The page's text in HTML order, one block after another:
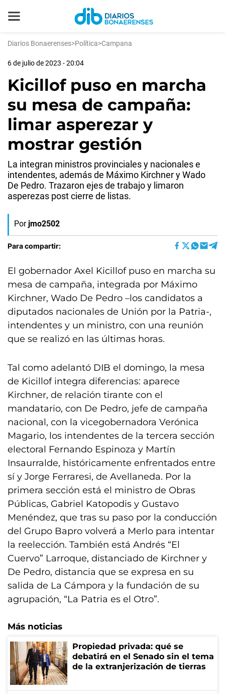
Diarios Bonaerenses>Política>Campana
6 de julio de 2023 - 20:04
Kicillof puso en marcha
su mesa de campaña:
limar asperezar y
mostrar gestión
La integran ministros provinciales y nacionales e
intendentes, además de Máximo Kirchner y Wado
De Pedro. Trazaron ejes de trabajo y limaron
asperezas post cierre de listas.
Por jmo2502
Para compartir:
El gobernador Axel Kicillof puso en marcha su
mesa de campaña, integrada por Máximo
Kirchner, Wado De Pedro –los candidatos a
diputados nacionales de Unión por la Patria-,
intendentes y un ministro, con una reunión
que se realizó en las últimas horas.
Tal como adelantó DIB el domingo, la mesa
de Kicillof integra diferencias: aparece
Kirchner, de relación tirante con el
mandatario, con De Pedro, jefe de campaña
nacional, con la vicegobernadora Verónica
Magario, los intendentes de la tercera sección
electoral Fernando Espinoza y Martín
Insaurralde, históricamente enfrentados entre
sí y Jorge Ferraresi, de Avellaneda. Por la
primera sección está el ministro de Obras
Públicas, Gabriel Katopodis y Gustavo
Menéndez, que tras su paso por la conducción
del Grupo Bapro volverá a Merlo para intentar
la reelección. También está Andrés “El
Cuervo” Larroque, distanciado de Kirchner y
De Pedro, distancia que se expresa en su
salida de La Cámpora y la fundación de su
agrupación, “La Patria es el Otro”.
Más noticias
Propiedad privada: qué se
debatirá en el Senado sin el tema
de la extranjerización de tierras